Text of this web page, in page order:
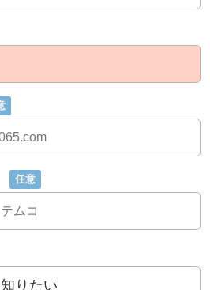
任意
りたい